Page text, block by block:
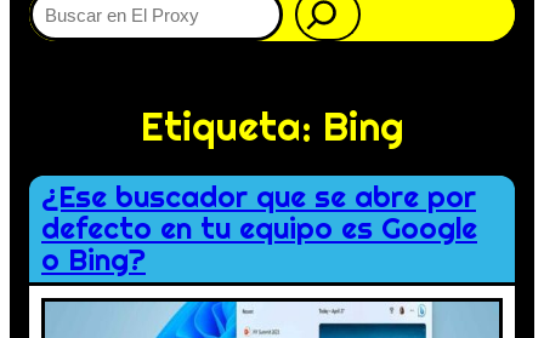
Etiqueta: Bing
¿Ese buscador que se abre por
defecto en tu equipo es Google
o Bing?